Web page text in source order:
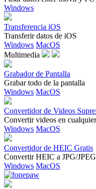
Windows
Transferencia iOS
Transferir datos de iOS
Windows MacOS
Multimedia
Grabador de Pantalla
Grabar todo de la pantalla
Windows MacOS
Convertidor de Videos
Convertir videos en
Windows MacOS
Convertidor de HEIC Gratis
Convertir HEIC a JPG/JPEG
Windows MacOS